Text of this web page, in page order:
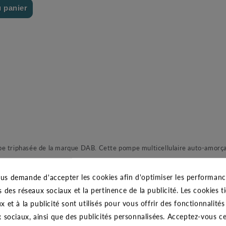
panier
de la marque DAB. Cette pompe multicellulaire auto-
hydraulique et la surpression d’installations domestiques, le
demande d'accepter les cookies afin d'optimiser les
réseaux sociaux et la pertinence de la publicité. Les cookies
et à la publicité sont utilisés pour vous offrir des fonctionnalités
sociaux, ainsi que des publicités personnalisées. Acceptez-vous